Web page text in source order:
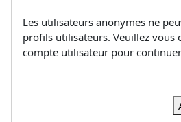
Les utilisateurs anonymes ne
profils utilisateurs. Veuillez vous
compte utilisateur pour